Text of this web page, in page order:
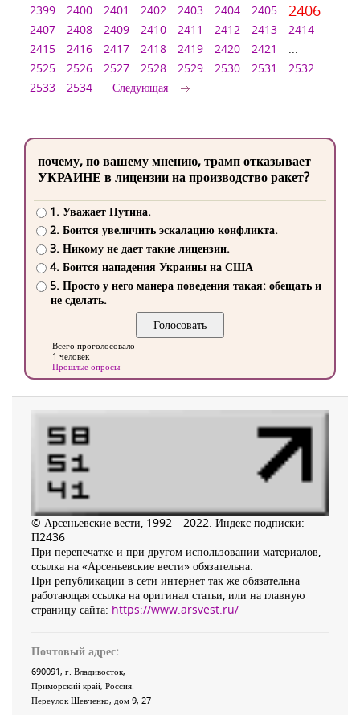
2399
2400 2401 2402 2403 2404 2405 2406
2407 2408 2409 2410 2411 2412 2413
2414
2415
2416 2417 2418 2419 2420 2421
...
2525
2526 2527 2528 2529 2530 2531
2532
2533
2534 Следующая
почему, по вашему мнению, трамп отказывает
УКРАИНЕ в лицензии на производство ракет?
1. Уважает Путина.
2. Боится увеличить эскалацию конфликта.
3. Никому не дает такие лицензии.
4. Боится нападения Украины на США
5. Просто у него манера поведения такая: обещать и
не сделать.
Всего проголосовало
1 человек
Прошлые опросы
© Арсеньевские вести, 1992—2022. Индекс подписки:
П2436
При перепечатке и при другом использовании материалов,
ссылка на «Арсеньевские вести» обязательна.
При републикации в сети интернет так же обязательна
работающая ссылка на оригинал статьи, или на главную
страницу сайта: https://www.arsvest.ru/
Почтовый адрес:
690091, г. Владивосток,
Приморский край, Россия
Переулок Шевченко, дом 9, 27